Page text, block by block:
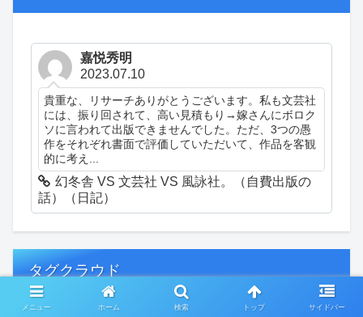
嘉悦秀明
2023.07.10
貴重な、リサーチありがとうございます。私も文芸社
には、振り回されて、高い見積もり→嫁さんにボロク
ソに言われて出版できませんでした。ただ、3つの愚
作をそれぞれ書面で評価していただいて、作品を客観
的に考え...
幻冬舎 VS 文芸社 VS 風詠社。（自費出版の
話）（日記）
タグクラウド
メニュー ホーム 検索 トップ サイドバー